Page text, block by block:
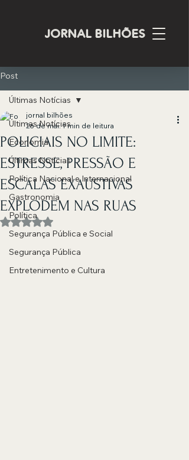
JORNAL BILHÕES
Post
Últimas Notícias
Economia
Últimas Notícias
Política Nacional e Internacional
Gastronomia
Política
Segurança Pública e Social
Segurança Pública
Entretenimento e Cultura
Últimas Notícias
POLICIAIS NO LIMITE:
ESTRESSE, PRESSÃO E
ESCALAS EXAUSTIVAS
EXPLODEM NAS RUAS
jornal bilhões
26 de mai. 1 min de leitura
Avaliado com NaN de 5 estrelas.